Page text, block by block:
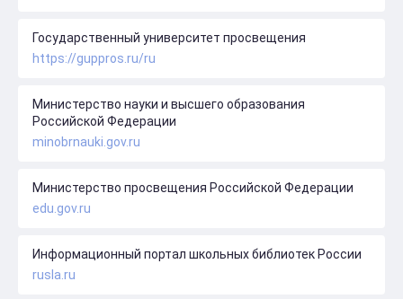
Государственный университет просвещения
https://guppros.ru/ru
Министерство науки и высшего образования
Российской Федерации
minobrnauki.gov.ru
Министерство просвещения Российской Федерации
edu.gov.ru
Информационный портал школьных библиотек России
rusla.ru